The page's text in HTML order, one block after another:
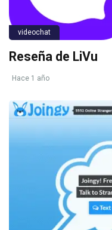
videochat
Reseña de LiVu
Hace 1 año